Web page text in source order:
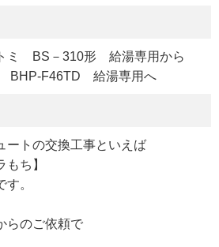
BS－310形 給湯専用から
F46TD 給湯専用へ
ートの交換工事といえば
もち】
。
らのご依頼で